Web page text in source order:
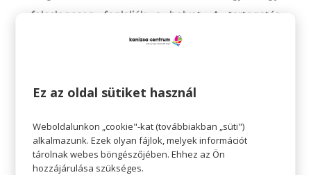
feleslegesen foglalják a helyet. A tartogatás
helyett érdemesebb ellátogatni az
garantáltan viselni is fogunk.
Adjunk hát teret az újnak, szabaduljunk meg a
régi szoros farmerektől, hozzánk egyáltalán nem
illő kardigánoktól, a stílusok zűrzavarától. Legyen
Ez az oldal sütiket használ
Weboldalunkon „cookie"-kat (továbbiakban „süti")
alkalmazunk. Ezek olyan fájlok, melyek információt
tárolnak webes böngészőjében. Ehhez az Ön
hozzájárulása szükséges.